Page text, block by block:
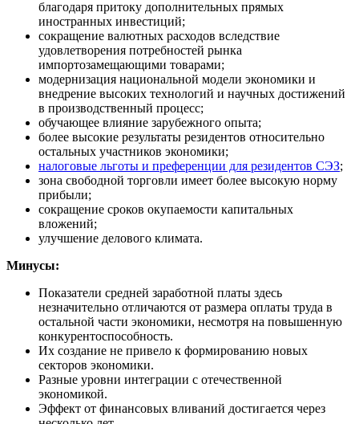
благодаря притоку дополнительных прямых
иностранных инвестиций;
сокращение валютных расходов вследствие
удовлетворения потребностей рынка
импортозамещающими товарами;
модернизация национальной модели экономики и
внедрение высоких технологий и научных достижений
в производственный процесс;
обучающее влияние зарубежного опыта;
более высокие результаты резидентов относительно
остальных участников экономики;
налоговые льготы и преференции для резидентов СЭЗ;
зона свободной торговли имеет более высокую норму
прибыли;
сокращение сроков окупаемости капитальных
вложений;
улучшение делового климата.
Минусы:
Показатели средней заработной платы здесь
незначительно отличаются от размера оплаты труда в
остальной части экономики, несмотря на повышенную
конкурентоспособность.
Их создание не привело к формированию новых
секторов экономики.
Разные уровни интеграции с отечественной
экономикой.
Эффект от финансовых вливаний достигается через